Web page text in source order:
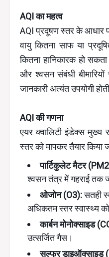
AQI का महत्व
AQI प्रदूषण स्तर के आधार
वायु कितना साफ या
कितना हानिकारक हो
और श्वसन संबंधी
जानकारी अत्यंत उपयोगी
AQI की गणना
एयर क्वालिटी इंडेक्स मुख्य
स्तर को मापकर तैयार किया
पार्टिकुलेट मैटर
श्वसन तंत्र में गहराई तक
ओजोन (O3):सतही
अधिकतम स्तर स्वास्थ्य
कार्बन मोनोक्साइड
उत्सर्जित गैस।
सल्फर डाइऑक्साइड